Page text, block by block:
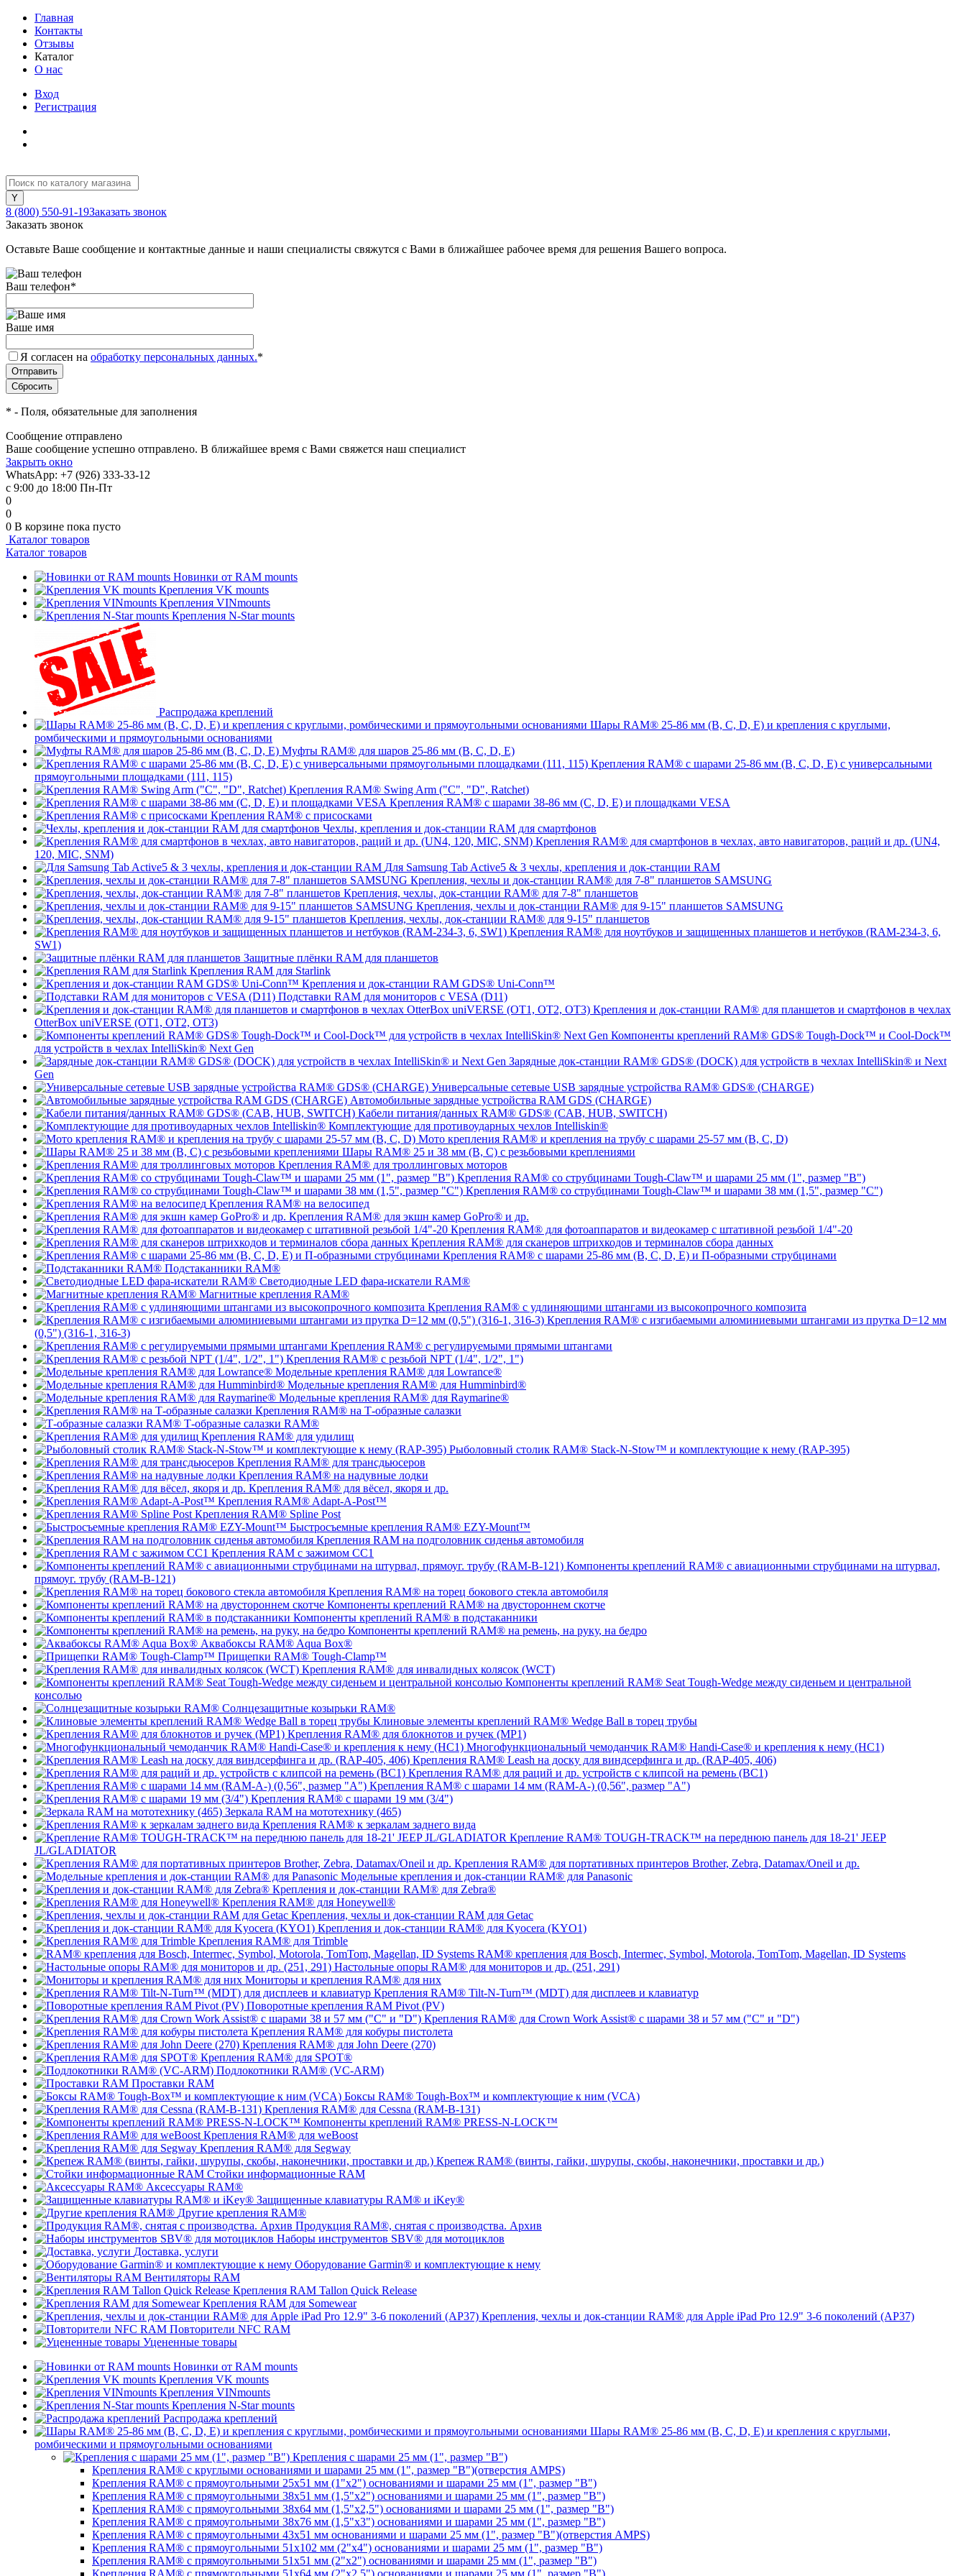
Главная
Контакты
Отзывы
Каталог
О нас
Вход
Регистрация
8 (800) 550-91-19Заказать звонок
Заказать звонок
Оставьте Ваше сообщение и контактные данные и наши специалисты свяжутся с Вами в ближайшее рабочее время для решения Вашего вопроса.
Ваш телефон*
Ваше имя
Я согласен на обработку персональных данных.*
* - Поля, обязательные для заполнения
Сообщение отправлено
Ваше сообщение успешно отправлено. В ближайшее время с Вами свяжется наш специалист
Закрыть окно
WhatsApp: +7 (926) 333-33-12
с 9:00 до 18:00 Пн-Пт
0
0
0 В корзине пока пусто
Каталог товаров
Каталог товаров
Новинки от RAM mounts
Крепления VK mounts
Крепления VINmounts
Крепления N-Star mounts
Распродажа креплений
Шары RAM® 25-86 мм (B, C, D, E) и крепления с круглыми,
ромбическими и прямоугольными основаниями
Муфты RAM® для шаров 25-86 мм (B, C, D, E)
Крепления RAM® с шарами 25-86 мм (B, C, D, E) с универсальными
прямоугольными площадками (111, 115)
Крепления RAM® Swing Arm ("C", "D", Ratchet)
Крепления RAM® с шарами 38-86 мм (C, D, E) и площадками VESA
Крепления RAM® с присосками
Чехлы, крепления и док-станции RAM для смартфонов
Крепления RAM® для смартфонов в чехлах, авто навигаторов, раций и др. (UN4,
120, MIC, SNM)
Для Samsung Tab Active5 & 3 чехлы, крепления и док-станции RAM
Крепления, чехлы и док-станции RAM® для 7-8" планшетов SAMSUNG
Крепления, чехлы, док-станции RAM® для 7-8" планшетов
Крепления, чехлы и док-станции RAM® для 9-15" планшетов SAMSUNG
Крепления, чехлы, док-станции RAM® для 9-15" планшетов
Крепления RAM® для ноутбуков и защищенных планшетов и нетбуков (RAM-234-3, 6,
SW1)
Защитные плёнки RAM для планшетов
Крепления RAM для Starlink
Крепления и док-станции RAM GDS® Uni-Conn™
Подставки RAM для мониторов с VESA (D11)
Крепления и док-станции RAM® для планшетов и смартфонов в чехлах
OtterBox uniVERSE (OT1, OT2, OT3)
Компоненты креплений RAM® GDS® Tough-Dock™ и Cool-Dock™
для устройств в чехлах IntelliSkin® Next Gen
Зарядные док-станции RAM® GDS® (DOCK) для устройств в чехлах IntelliSkin® и Next
Gen
Универсальные сетевые USB зарядные устройства RAM® GDS® (CHARGE)
Автомобильные зарядные устройства RAM GDS (CHARGE)
Кабели питания/данных RAM® GDS® (CAB, HUB, SWITCH)
Комплектующие для противоударных чехлов Intelliskin®
Мото крепления RAM® и крепления на трубу с шарами 25-57 мм (B, C, D)
Шары RAM® 25 и 38 мм (B, C) с резьбовыми креплениями
Крепления RAM® для троллинговых моторов
Крепления RAM® со струбцинами Tough-Claw™ и шарами 25 мм (1", размер "B")
Крепления RAM® со струбцинами Tough-Claw™ и шарами 38 мм (1,5", размер "C")
Крепления RAM® на велосипед
Крепления RAM® для экшн камер GoPro® и др.
Крепления RAM® для фотоаппаратов и видеокамер с штативной резьбой 1/4"-20
Крепления RAM® для сканеров штрихкодов и терминалов сбора данных
Крепления RAM® с шарами 25-86 мм (B, C, D, E) и П-образными струбцинами
Подстаканники RAM®
Светодиодные LED фара-искатели RAM®
Магнитные крепления RAM®
Крепления RAM® с удлиняющими штангами из высокопрочного композита
Крепления RAM® с изгибаемыми алюминиевыми штангами из прутка D=12 мм
(0,5") (316-1, 316-3)
Крепления RAM® c регулируемыми прямыми штангами
Крепления RAM® с резьбой NPT (1/4", 1/2", 1")
Модельные крепления RAM® для Lowrance®
Модельные крепления RAM® для Humminbird®
Модельные крепления RAM® для Raymarine®
Крепления RAM® на Т-образные салазки
Т-образные салазки RAM®
Крепления RAM® для удилищ
Рыболовный столик RAM® Stack-N-Stow™ и комплектующие к нему (RAP-395)
Крепления RAM® для трансдьюсеров
Крепления RAM® на надувные лодки
Крепления RAM® для вёсел, якоря и др.
Крепления RAM® Adapt-A-Post™
Крепления RAM® Spline Post
Быстросъемные крепления RAM® EZY-Mount™
Крепления RAM на подголовник сиденья автомобиля
Крепления RAM с зажимом СС1
Компоненты креплений RAM® с авиационными струбцинами на штурвал,
прямоуг. трубу (RAM-B-121)
Крепления RAM® на торец бокового стекла автомобиля
Компоненты креплений RAM® на двустороннем скотче
Компоненты креплений RAM® в подстаканники
Компоненты креплений RAM® на ремень, на руку, на бедро
Аквабоксы RAM® Aqua Box®
Прищепки RAM® Tough-Clamp™
Крепления RAM® для инвалидных колясок (WCT)
Компоненты креплений RAM® Seat Tough-Wedge между сиденьем и центральной
консолью
Солнцезащитные козырьки RAM®
Клиновые элементы креплений RAM® Wedge Ball в торец трубы
Крепления RAM® для блокнотов и ручек (MP1)
Многофункциональный чемоданчик RAM® Handi-Case® и крепления к нему (HC1)
Крепления RAM® Leash на доску для виндсерфинга и др. (RAP-405, 406)
Крепления RAM® для раций и др. устройств с клипсой на ремень (BC1)
Крепления RAM® с шарами 14 мм (RAM-A-) (0,56", размер "A")
Крепления RAM® с шарами 19 мм (3/4")
Зеркала RAM на мототехнику (465)
Крепления RAM® к зеркалам заднего вида
Крепление RAM® TOUGH-TRACK™ на переднюю панель для 18-21' JEEP
JL/GLADIATOR
Крепления RAM® для портативных принтеров Brother, Zebra, Datamax/Oneil и др.
Модельные крепления и док-станции RAM® для Panasonic
Крепления и док-станции RAM® для Zebra®
Крепления RAM® для Honeywell®
Крепления, чехлы и док-станции RAM для Getac
Крепления и док-станции RAM® для Kyocera (KYO1)
Крепления RAM® для Trimble
RAM® крепления для Bosch, Intermec, Symbol, Motorola, TomTom, Magellan, ID Systems
Настольные опоры RAM® для мониторов и др. (251, 291)
Мониторы и крепления RAM® для них
Крепления RAM® Tilt-N-Turn™ (MDT) для дисплеев и клавиатур
Поворотные крепления RAM Pivot (PV)
Крепления RAM® для Crown Work Assist® с шарами 38 и 57 мм ("C" и "D")
Крепления RAM® для кобуры пистолета
Крепления RAM® для John Deere (270)
Крепления RAM® для SPOT®
Подлокотники RAM® (VC-ARM)
Проставки RAM
Боксы RAM® Tough-Box™ и комплектующие к ним (VCA)
Крепления RAM® для Cessna (RAM-B-131)
Компоненты креплений RAM® PRESS-N-LOCK™
Крепления RAM® для weBoost
Крепления RAM® для Segway
Крепеж RAM® (винты, гайки, шурупы, скобы, наконечники, проставки и др.)
Стойки информационные RAM
Аксессуары RAM®
Защищенные клавиатуры RAM® и iKey®
Другие крепления RAM®
Продукция RAM®, снятая с производства. Архив
Наборы инструментов SBV® для мотоциклов
Доставка, услуги
Оборудование Garmin® и комплектующие к нему
Вентиляторы RAM
Крепления RAM Tallon Quick Release
Крепления RAM для Somewear
Крепления, чехлы и док-станции RAM® для Apple iPad Pro 12.9" 3-6 поколений (AP37)
Повторители NFC RAM
Уцененные товары
Новинки от RAM mounts
Крепления VK mounts
Крепления VINmounts
Крепления N-Star mounts
Распродажа креплений
Шары RAM® 25-86 мм (B, C, D, E) и крепления с круглыми,
ромбическими и прямоугольными основаниями
Крепления с шарами 25 мм (1", размер "B")
Крепления RAM® с круглыми основаниями и шарами 25 мм (1", размер "B")(отверстия AMPS)
Крепления RAM® с прямоугольными 25х51 мм (1"х2") основаниями и шарами 25 мм (1", размер "B")
Крепления RAM® с прямоугольными 38х51 мм (1,5"х2") основаниями и шарами 25 мм (1", размер "B")
Крепления RAM® с прямоугольными 38х64 мм (1,5"х2,5") основаниями и шарами 25 мм (1", размер "B")
Крепления RAM® с прямоугольными 38х76 мм (1,5"х3") основаниями и шарами 25 мм (1", размер "B")
Крепления RAM® с прямоугольными 43x51 мм основаниями и шарами 25 мм (1", размер "B")(отверстия AMPS)
Крепления RAM® с прямоугольными 51х102 мм (2"х4") основаниями и шарами 25 мм (1", размер "B")
Крепления RAM® с прямоугольными 51х51 мм (2"х2") основаниями и шарами 25 мм (1", размер "B")
Крепления RAM® с прямоугольными 51х64 мм (2"х2,5") основаниями и шарами 25 мм (1", размер "B")